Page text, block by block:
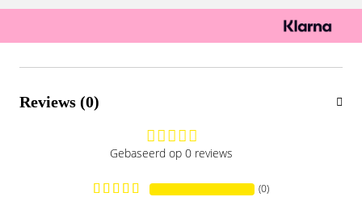
Reviews (0)
Gebaseerd op 0 reviews
(0)